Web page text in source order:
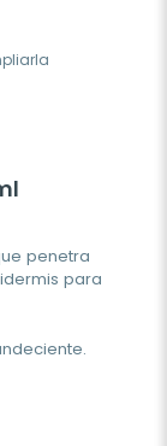
penetra
para